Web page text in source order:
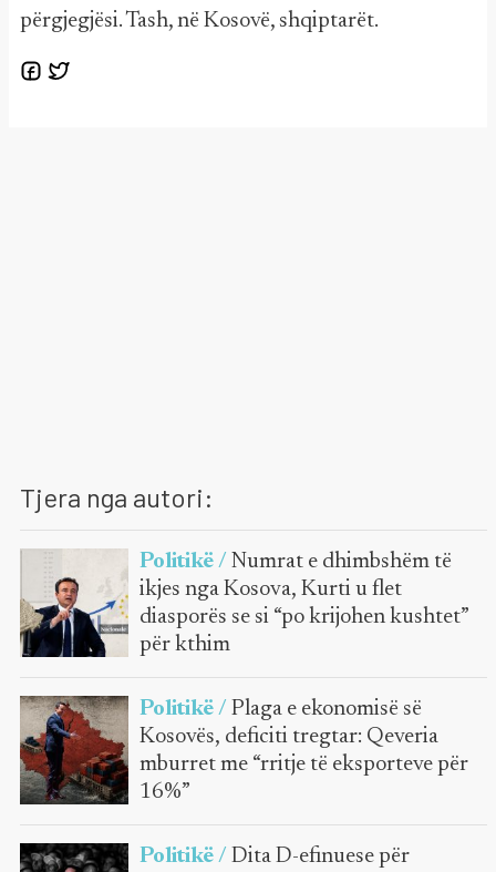
përgjegjësi. Tash, në Kosovë, shqiptarët.
Tjera nga autori:
Politikë / Numrat e dhimbshëm të
ikjes nga Kosova, Kurti u flet
diasporës se si “po krijohen kushtet”
për kthim
Politikë / Plaga e ekonomisë së
Kosovës, deficiti tregtar: Qeveria
mburret me “rritje të eksporteve për
16%”
Politikë / Dita D-efinuese për